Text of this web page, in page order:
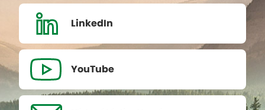
LinkedIn
YouTube